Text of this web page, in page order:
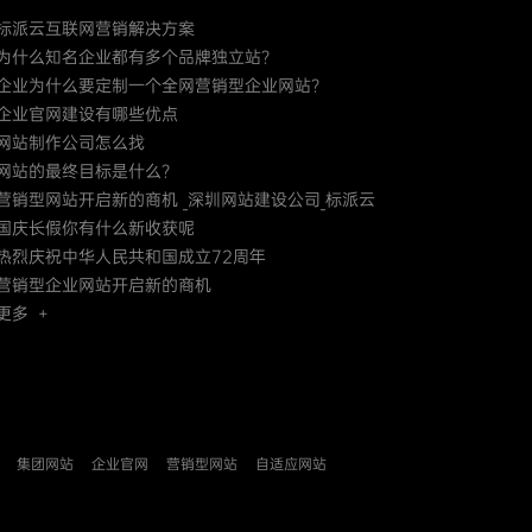
派云互联网营销解决方案
什么知名企业都有多个品牌独立站？
业为什么要定制一个全网营销型企业网站？
业官网建设有哪些优点
站制作公司怎么找
站的最终目标是什么？
销型网站开启新的商机 _深圳网站建设公司_标派云
庆长假你有什么新收获呢
烈庆祝中华人民共和国成立72周年
销型企业网站开启新的商机
多 +
集团网站 企业官网 营销型网站 自适应网站